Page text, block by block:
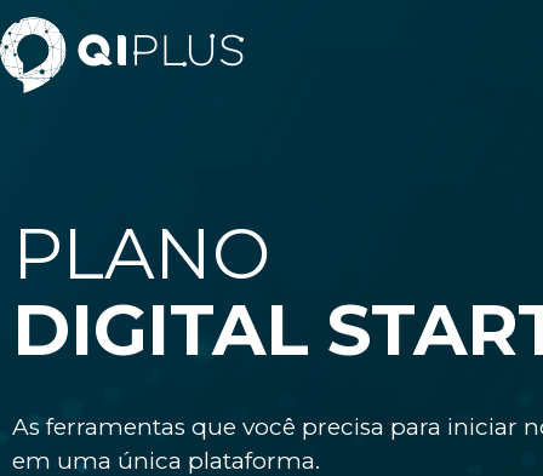
PLANO
DIGITAL
As ferramentas que você precisa para iniciar
em uma única plataforma.